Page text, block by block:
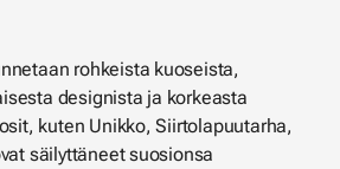
rohkeista kuoseista,
designista ja korkeasta
kuten Unikko, Siirtolapuutarha,
säilyttäneet suosionsa